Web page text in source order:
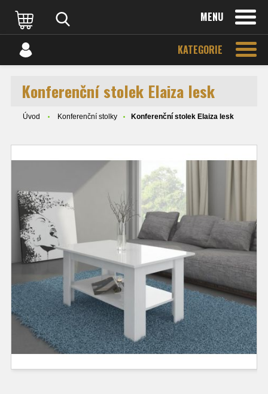
MENU
KATEGORIE
Konferenční stolek Elaiza lesk
Úvod Konferenční stolky Konferenční stolek Elaiza lesk